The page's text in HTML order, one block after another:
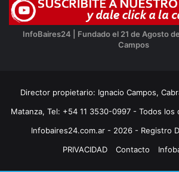
InfoBaires24 | Fundado el 21 de Agosto
Campos
Director propietario: Ignacio Campos,
Matanza, Tel: +54 11 3530-0997 - Todos
Infobaires24.com.ar - 2026 - Registro
PRIVACIDAD
Contacto